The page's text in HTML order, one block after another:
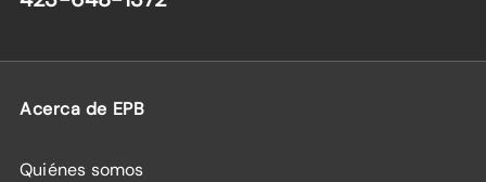
Acerca de EPB
Quiénes somos